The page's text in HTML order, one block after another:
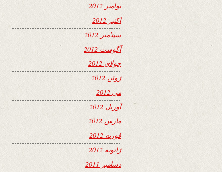
نوامبر 2012
اکتبر 2012
سپتامبر 2012
آگوست 2012
جولای 2012
ژوئن 2012
می 2012
آوریل 2012
مارس 2012
فوریه 2012
ژانویه 2012
دسامبر 2011